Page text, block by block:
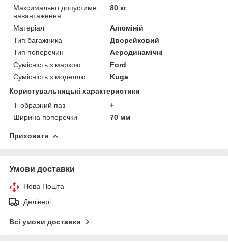
Максимально допустиме
навантаження
80 кг
Матеріал
Алюміній
Тип багажника
Дворейковий
Тип поперечин
Аеродинамічні
Сумісність з маркою
Ford
Сумісність з моделлю
Kuga
Користувальницькі характеристики
Т-образний паз
+
Ширина поперечки
70 мм
Приховати
Умови доставки
Нова Пошта
Делівері
Всі умови доставки